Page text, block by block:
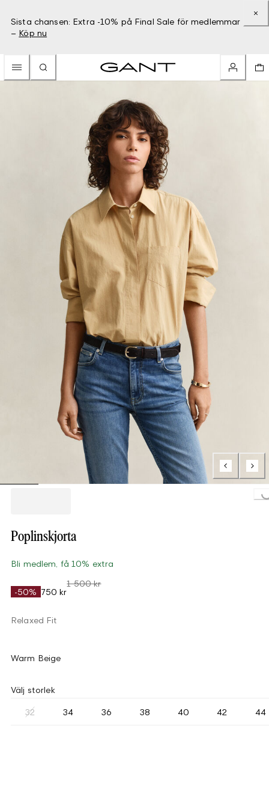
Sista chansen: Extra -10% på Final Sale för medlemmar
– Köp nu
Loading...
Poplinskjorta
Bli medlem, få 10% extra
-50% 750 kr
1 500 kr
Relaxed Fit
Warm Beige
Välj storlek
32 34 36 38 40 42 44